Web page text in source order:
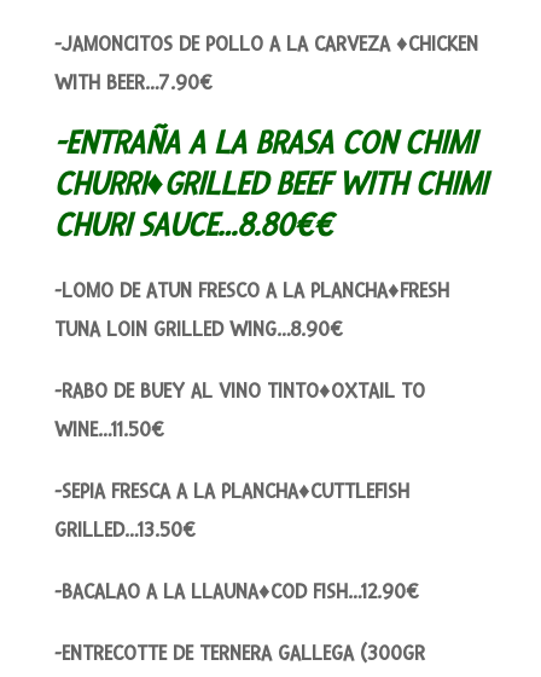
-JAMONCITOS DE POLLO A LA CARVEZA ♦CHICKEN
WITH BEER…7.90€
-ENTRAÑA A LA BRASA CON CHIMI
CHURRI♦GRILLED BEEF WITH CHIMI
CHURI SAUCE…8.80€€
-LOMO DE ATUN FRESCO A LA PLANCHA♦FRESH
TUNA LOIN GRILLED WING…8.90€
-RABO DE BUEY AL VINO TINTO♦OXTAIL TO
WINE…11.50€
-SEPIA FRESCA A LA PLANCHA♦CUTTLEFISH
GRILLED…13.50€
-BACALAO A LA LLAUNA♦COD FISH…12.90€
-ENTRECOTTE DE TERNERA GALLEGA (300GR